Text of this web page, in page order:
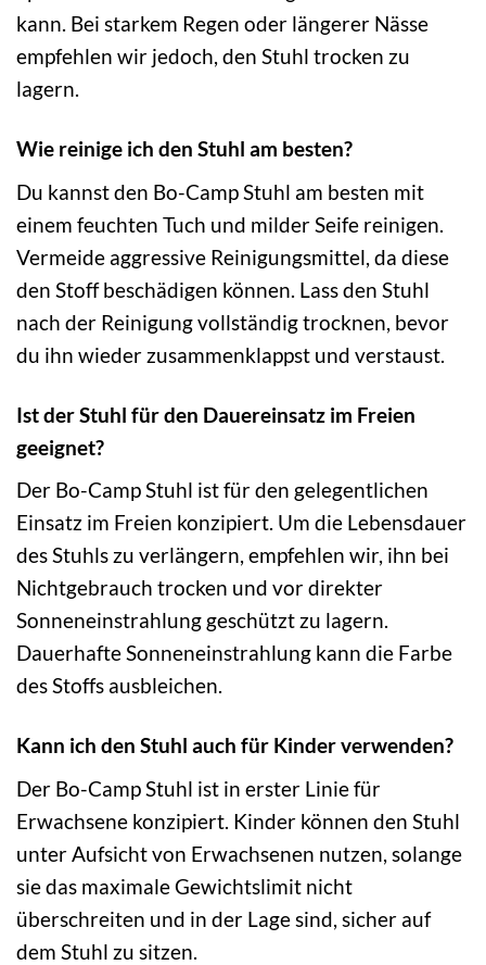
kann. Bei starkem Regen oder längerer Nässe
empfehlen wir jedoch, den Stuhl trocken zu
lagern.
Wie reinige ich den Stuhl am besten?
Du kannst den Bo-Camp Stuhl am besten mit
einem feuchten Tuch und milder Seife reinigen.
Vermeide aggressive Reinigungsmittel, da diese
den Stoff beschädigen können. Lass den Stuhl
nach der Reinigung vollständig trocknen, bevor
du ihn wieder zusammenklappst und verstaust.
Ist der Stuhl für den Dauereinsatz im Freien
geeignet?
Der Bo-Camp Stuhl ist für den gelegentlichen
Einsatz im Freien konzipiert. Um die Lebensdauer
des Stuhls zu verlängern, empfehlen wir, ihn bei
Nichtgebrauch trocken und vor direkter
Sonneneinstrahlung geschützt zu lagern.
Dauerhafte Sonneneinstrahlung kann die Farbe
des Stoffs ausbleichen.
Kann ich den Stuhl auch für Kinder verwenden?
Der Bo-Camp Stuhl ist in erster Linie für
Erwachsene konzipiert. Kinder können den Stuhl
unter Aufsicht von Erwachsenen nutzen, solange
sie das maximale Gewichtslimit nicht
überschreiten und in der Lage sind, sicher auf
dem Stuhl zu sitzen.